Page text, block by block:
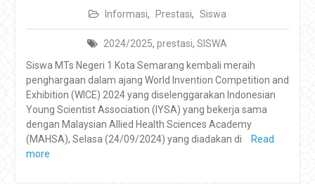
Informasi, Prestasi, Siswa
2024/2025,prestasi,SISWA
Siswa MTs Negeri 1 Kota Semarang kembali meraih
penghargaan dalam ajang World Invention Competition and
Exhibition (WICE) 2024 yang diselenggarakan Indonesian
Young Scientist Association (IYSA) yang bekerja sama
dengan Malaysian Allied Health Sciences Academy
(MAHSA), Selasa (24/09/2024) yang diadakan di
Read
more